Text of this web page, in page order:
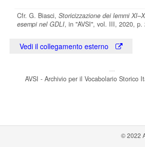
Cfr. G. Biasci, Storicizzazione dei lemmi
esempi nel GDLI, in "AVSI", vol. III, 2020, p.
Vedi il collegamento esterno
---
AVSI - Archivio per il Vocabolario Storico
© 2022